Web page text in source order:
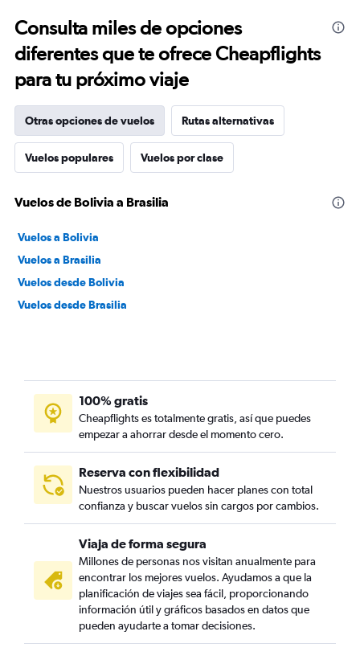
Consulta miles de opciones
diferentes que te ofrece Cheapflights
para tu próximo viaje
Otras opciones de vuelos Rutas alternativas
Vuelos populares Vuelos por clase
Vuelos de Bolivia a Brasilia
Vuelos a Bolivia
Vuelos a Brasilia
Vuelos desde Bolivia
Vuelos desde Brasilia
100% gratis
Cheapflights es totalmente gratis, así que puedes
empezar a ahorrar desde el momento cero.
Reserva con flexibilidad
Nuestros usuarios pueden hacer planes con total
confianza y buscar vuelos sin cargos por cambios.
Viaja de forma segura
Millones de personas nos visitan anualmente para
encontrar los mejores vuelos. Ayudamos a que la
planificación de viajes sea fácil, proporcionando
información útil y gráficos basados en datos que
pueden ayudarte a tomar decisiones.